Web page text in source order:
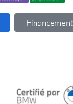
Financement